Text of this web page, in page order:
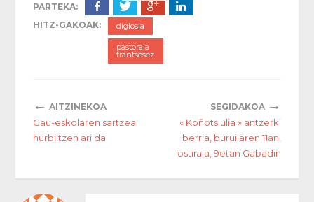
PARTEKA:
HITZ-GAKOAK:
diglosia
pastorala
frantsesez
← AITZINEKOA
Gau-eskolaren sartzea
hurbiltzen ari da
SEGIDAKOA →
« Koñots ulia » antzerki
berria, buruilaren 11an,
ostirala, 9etan Gabadin